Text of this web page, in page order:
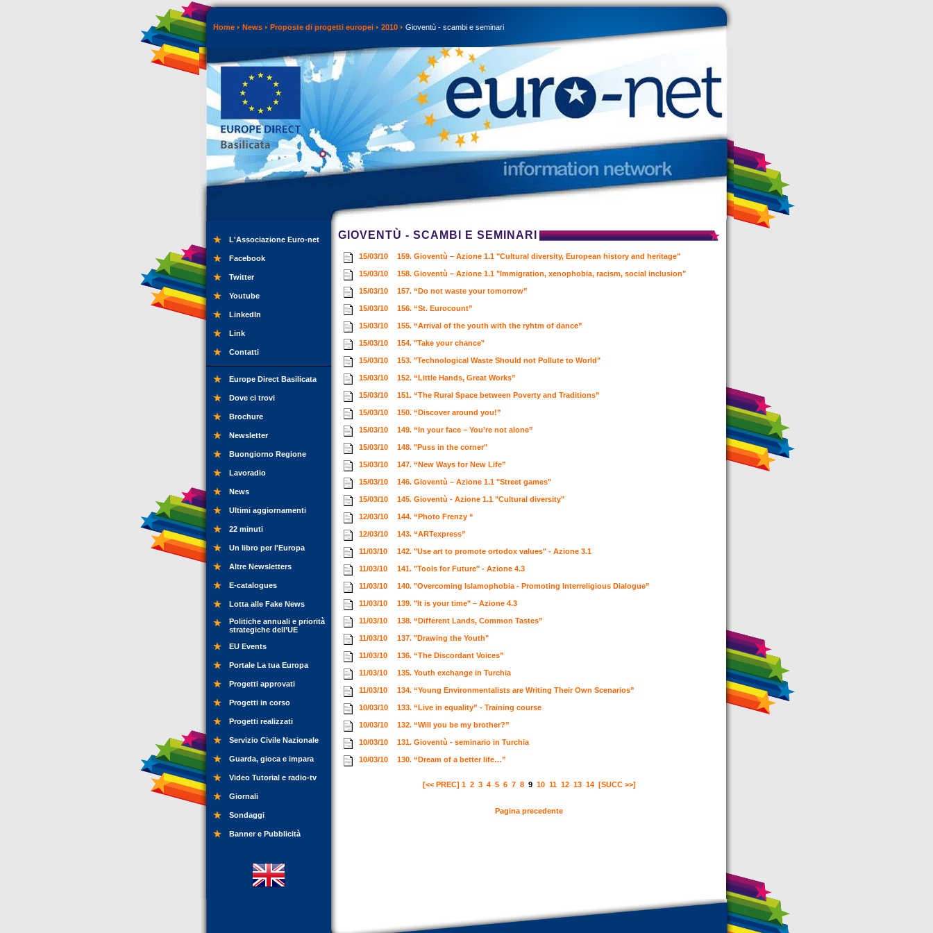
Home News Proposte di progetti europei 2010 Gioventù - scambi e seminari
L'Associazione Euro-net
Facebook
Twitter
Youtube
LinkedIn
Link
Contatti
Europe Direct Basilicata
Dove ci trovi
Brochure
Newsletter
Buongiorno Regione
Lavoradio
News
Ultimi aggiornamenti
22 minuti
Un libro per l'Europa
Altre Newsletters
E-catalogues
Lotta alle Fake News
Politiche annuali e priorità
strategiche dell’UE
EU Events
Portale La tua Europa
Progetti approvati
Progetti in corso
Progetti realizzati
Servizio Civile Nazionale
Guarda, gioca e impara
Video Tutorial e radio-tv
Giornali
Sondaggi
Banner e Pubblicità
GIOVENTÙ - SCAMBI E SEMINARI
15/03/10 159. Gioventù – Azione 1.1 "Cultural diversity, European history and heritage"
15/03/10 158. Gioventù – Azione 1.1 "Immigration, xenophobia, racism, social inclusion"
15/03/10 157. “Do not waste your tomorrow”
15/03/10 156. “St. Eurocount”
15/03/10 155. “Arrival of the youth with the ryhtm of dance”
15/03/10 154. "Take your chance"
15/03/10 153. "Technological Waste Should not Pollute to World"
15/03/10 152. “Little Hands, Great Works”
15/03/10 151. “The Rural Space between Poverty and Traditions”
15/03/10 150. “Discover around you!”
15/03/10 149. “In your face – You’re not alone”
15/03/10 148. "Puss in the corner"
15/03/10 147. “New Ways for New Life”
15/03/10 146. Gioventù – Azione 1.1 "Street games"
15/03/10 145. Gioventù - Azione 1.1 "Cultural diversity"
12/03/10 144. “Photo Frenzy “
12/03/10 143. “ARTexpress”
11/03/10 142. "Use art to promote ortodox values" - Azione 3.1
11/03/10 141. "Tools for Future" - Azione 4.3
11/03/10 140. "Overcoming Islamophobia - Promoting Interreligious Dialogue”
11/03/10 139. "It is your time" – Azione 4.3
11/03/10 138. “Different Lands, Common Tastes”
11/03/10 137. "Drawing the Youth"
11/03/10 136. “The Discordant Voices”
11/03/10 135. Youth exchange in Turchia
11/03/10 134. “Young Environmentalists are Writing Their Own Scenarios”
10/03/10 133. “Live in equality” - Training course
10/03/10 132. “Will you be my brother?”
10/03/10 131. Gioventù - seminario in Turchia
10/03/10 130. “Dream of a better life…”
[<< PREC] 1 2 3 4 5 6 7 8 9 10 11 12 13 14 [SUCC >>]
Pagina precedente